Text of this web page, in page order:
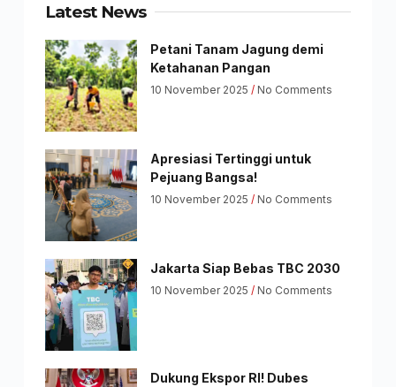
Latest News
Petani Tanam Jagung demi
Ketahanan Pangan
10 November 2025 No Comments
Apresiasi Tertinggi untuk
Pejuang Bangsa!
10 November 2025 No Comments
Jakarta Siap Bebas TBC 2030
10 November 2025 No Comments
Dukung Ekspor RI! Dubes